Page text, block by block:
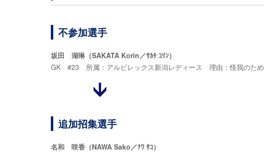
不参加選手
坂田 湖琳（SAKATA Korin／ｻｶﾀ ｺﾘﾝ）
GK #23 所属：アルビレックス新潟レディース 理由：怪我のため
追加招集選手
名和 咲香（NAWA Sako／ﾅﾜ ｻｺ）